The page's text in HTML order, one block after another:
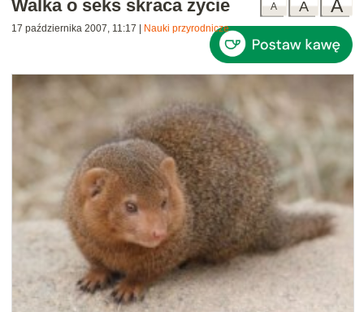
A
A
A
Walka o seks skraca życie
17 października 2007, 11:17 Nauki przyrodnicze